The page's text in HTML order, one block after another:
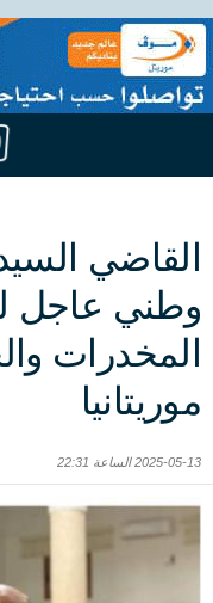
القاضي
وطني عاجل
المخدرات
موريتانيا
2025-05-13 الساعة 22:31